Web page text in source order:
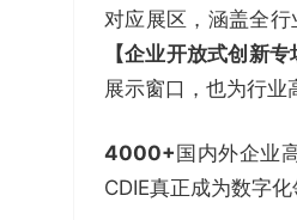
对应展区，涵盖全
【企业开放式创新
展示窗口，也为行业
4000+ 国内外企业
CDIE真正成为数字